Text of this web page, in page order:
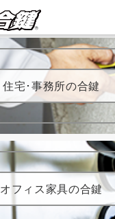
住宅･事務所の合鍵
オフィス家具の合鍵